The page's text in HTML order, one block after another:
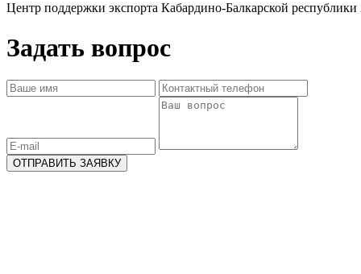
Центр поддержки экспорта Кабардино-Балкарской республики
Задать вопрос
ОТПРАВИТЬ ЗАЯВКУ